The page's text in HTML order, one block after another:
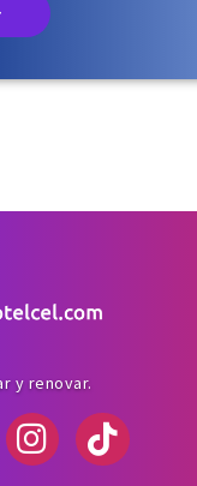
y renovar.